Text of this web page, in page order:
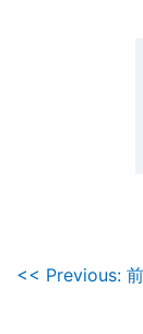
投
<< Previous: